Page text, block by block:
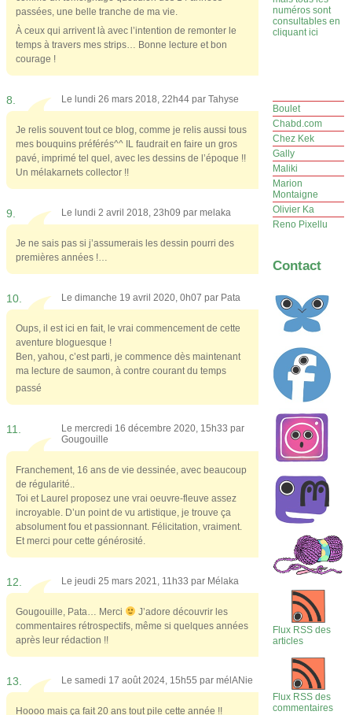
passées, une belle tranche de ma vie.
À ceux qui arrivent là avec l’intention de remonter le
temps à travers mes strips… Bonne lecture et bon
courage !
8. Le lundi 26 mars 2018, 22h44 par Tahyse
Je relis souvent tout ce blog, comme je relis aussi tous
mes bouquins préférés^^ IL faudrait en faire un gros
pavé, imprimé tel quel, avec les dessins de l’époque !!
Un mélakarnets collector !!
9. Le lundi 2 avril 2018, 23h09 par melaka
Je ne sais pas si j’assumerais les dessin pourri des
premières années !…
10. Le dimanche 19 avril 2020, 0h07 par Pata
Oups, il est ici en fait, le vrai commencement de cette
aventure bloguesque !
Ben, yahou, c’est parti, je commence dès maintenant
ma lecture de saumon, à contre courant du temps
passé
11.
Le mercredi 16 décembre 2020, 15h33 par
Gougouille
Franchement, 16 ans de vie dessinée, avec beaucoup
de régularité..
Toi et Laurel proposez une vrai oeuvre-fleuve assez
incroyable. D’un point de vu artistique, je trouve ça
absolument fou et passionnant. Félicitation, vraiment.
Et merci pour cette générosité.
12. Le jeudi 25 mars 2021, 11h33 par Mélaka
Gougouille, Pata… Merci
J’adore découvrir les
commentaires rétrospectifs, même si quelques années
après leur rédaction !!
13. Le samedi 17 août 2024, 15h55 par mélANie
Hoooo mais ça fait 20 ans tout pile cette année !!
numéros sont
consultables en
cliquant ici
Boulet
Chabd.com
Chez Kek
Gally
Maliki
Marion
Montaigne
Olivier Ka
Reno Pixellu
Contact
Flux RSS des
articles
Flux RSS des
commentaires